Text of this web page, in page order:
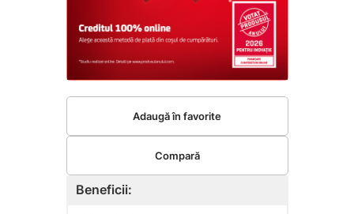
Beneficii:
Adaugă în favorite
Compară